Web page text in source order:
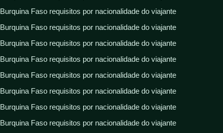
Burquina Faso requisitos por nacionalidade do viajante
Burquina Faso requisitos por nacionalidade do viajante
Burquina Faso requisitos por nacionalidade do viajante
Burquina Faso requisitos por nacionalidade do viajante
Burquina Faso requisitos por nacionalidade do viajante
Burquina Faso requisitos por nacionalidade do viajante
Burquina Faso requisitos por nacionalidade do viajante
Burquina Faso requisitos por nacionalidade do viajante